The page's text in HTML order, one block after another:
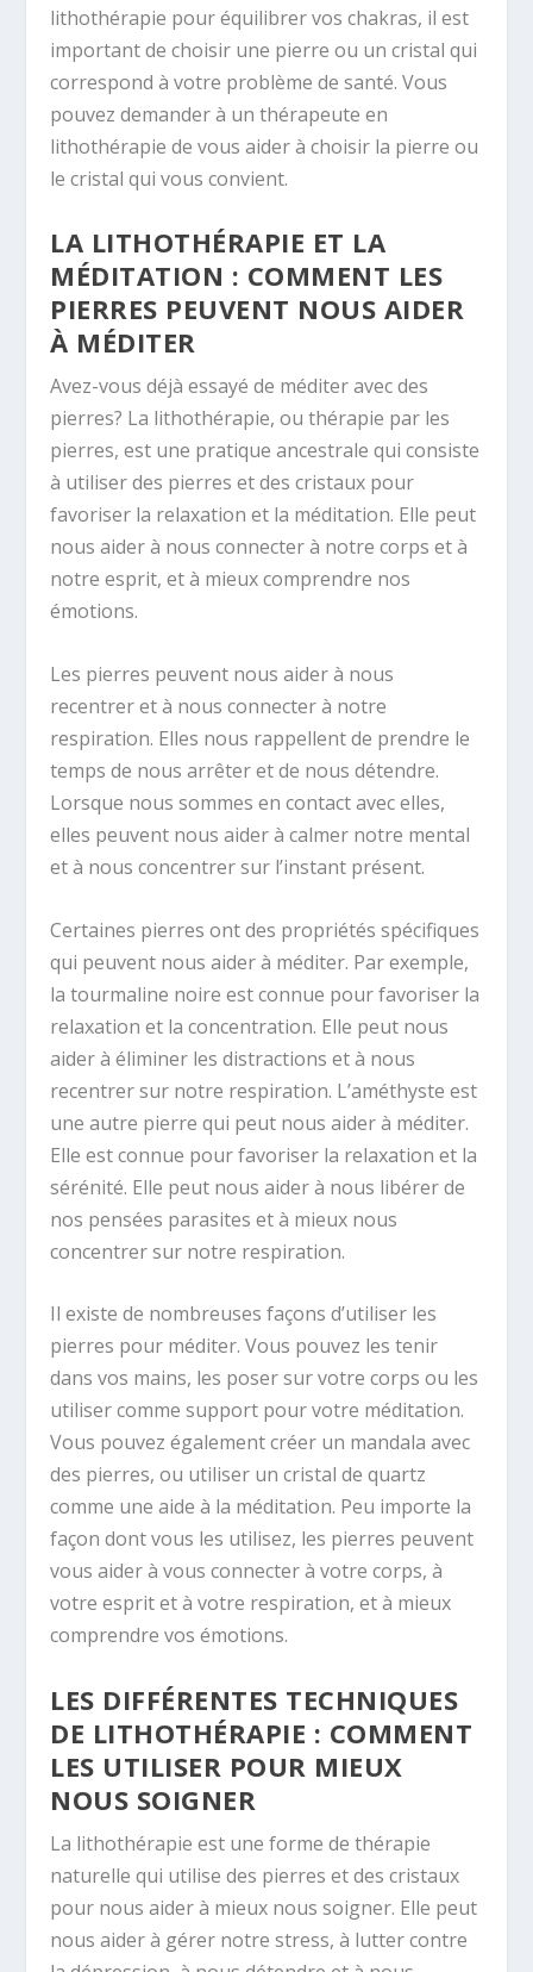
lithothérapie pour équilibrer vos chakras, il est
important de choisir une pierre ou un cristal qui
correspond à votre problème de santé. Vous
pouvez demander à un thérapeute en
lithothérapie de vous aider à choisir la pierre ou
le cristal qui vous convient.
LA LITHOTHÉRAPIE ET LA
MÉDITATION : COMMENT LES
PIERRES PEUVENT NOUS AIDER
À MÉDITER
Avez-vous déjà essayé de méditer avec des
pierres? La lithothérapie, ou thérapie par les
pierres, est une pratique ancestrale qui consiste
à utiliser des pierres et des cristaux pour
favoriser la relaxation et la méditation. Elle peut
nous aider à nous connecter à notre corps et à
notre esprit, et à mieux comprendre nos
émotions.
Les pierres peuvent nous aider à nous
recentrer et à nous connecter à notre
respiration. Elles nous rappellent de prendre le
temps de nous arrêter et de nous détendre.
Lorsque nous sommes en contact avec elles,
elles peuvent nous aider à calmer notre mental
et à nous concentrer sur l’instant présent.
Certaines pierres ont des propriétés spécifiques
qui peuvent nous aider à méditer. Par exemple,
la tourmaline noire est connue pour favoriser la
relaxation et la concentration. Elle peut nous
aider à éliminer les distractions et à nous
recentrer sur notre respiration. L’améthyste est
une autre pierre qui peut nous aider à méditer.
Elle est connue pour favoriser la relaxation et la
sérénité. Elle peut nous aider à nous libérer de
nos pensées parasites et à mieux nous
concentrer sur notre respiration.
Il existe de nombreuses façons d’utiliser les
pierres pour méditer. Vous pouvez les tenir
dans vos mains, les poser sur votre corps ou les
utiliser comme support pour votre méditation.
Vous pouvez également créer un mandala avec
des pierres, ou utiliser un cristal de quartz
comme une aide à la méditation. Peu importe la
façon dont vous les utilisez, les pierres peuvent
vous aider à vous connecter à votre corps, à
votre esprit et à votre respiration, et à mieux
comprendre vos émotions.
LES DIFFÉRENTES TECHNIQUES
DE LITHOTHÉRAPIE : COMMENT
LES UTILISER POUR MIEUX
NOUS SOIGNER
La lithothérapie est une forme de thérapie
naturelle qui utilise des pierres et des cristaux
pour nous aider à mieux nous soigner. Elle peut
nous aider à gérer notre stress, à lutter contre